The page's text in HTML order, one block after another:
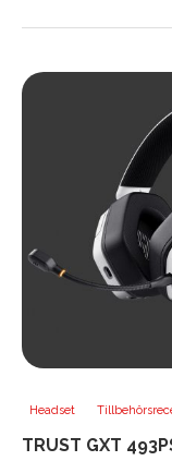
Headset
TRUST GXT